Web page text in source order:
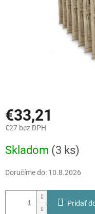
€33,21
€27 bez DPH
cena:
Skladom (3 ks)
Doručíme do: 10.8.2026
Pridať